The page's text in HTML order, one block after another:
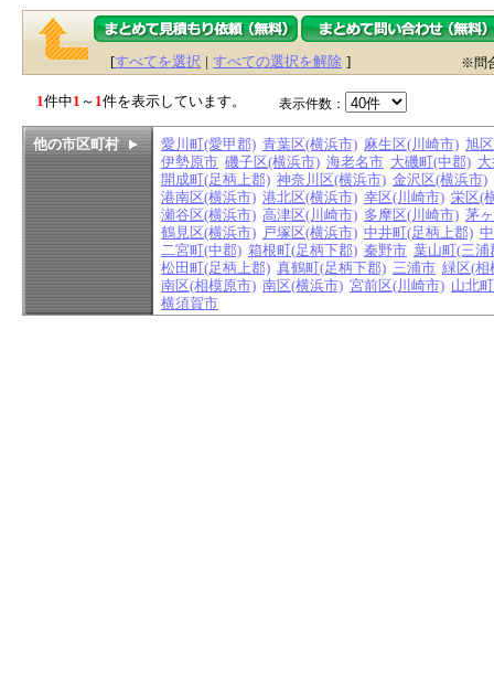
[すべてを選択 | すべての選択を解除 ] ※問
1件中1 ～ 1件を表示しています。 表示件数：
他の市区町村 愛川町(愛甲郡) 青葉区(横浜市) 麻生区(川崎市) 旭
伊勢原市 磯子区(横浜市) 海老名市 大磯町(中郡)
開成町(足柄上郡) 神奈川区(横浜市) 金沢区(横浜市)
港南区(横浜市) 港北区(横浜市) 幸区(川崎市) 栄区(
瀬谷区(横浜市) 高津区(川崎市) 多摩区(川崎市) 茅
鶴見区(横浜市) 戸塚区(横浜市) 中井町(足柄上郡)
二宮町(中郡) 箱根町(足柄下郡) 秦野市 葉山町(三浦
松田町(足柄上郡) 真鶴町(足柄下郡) 三浦市 緑区(相
南区(相模原市) 南区(横浜市) 宮前区(川崎市) 山北
横須賀市